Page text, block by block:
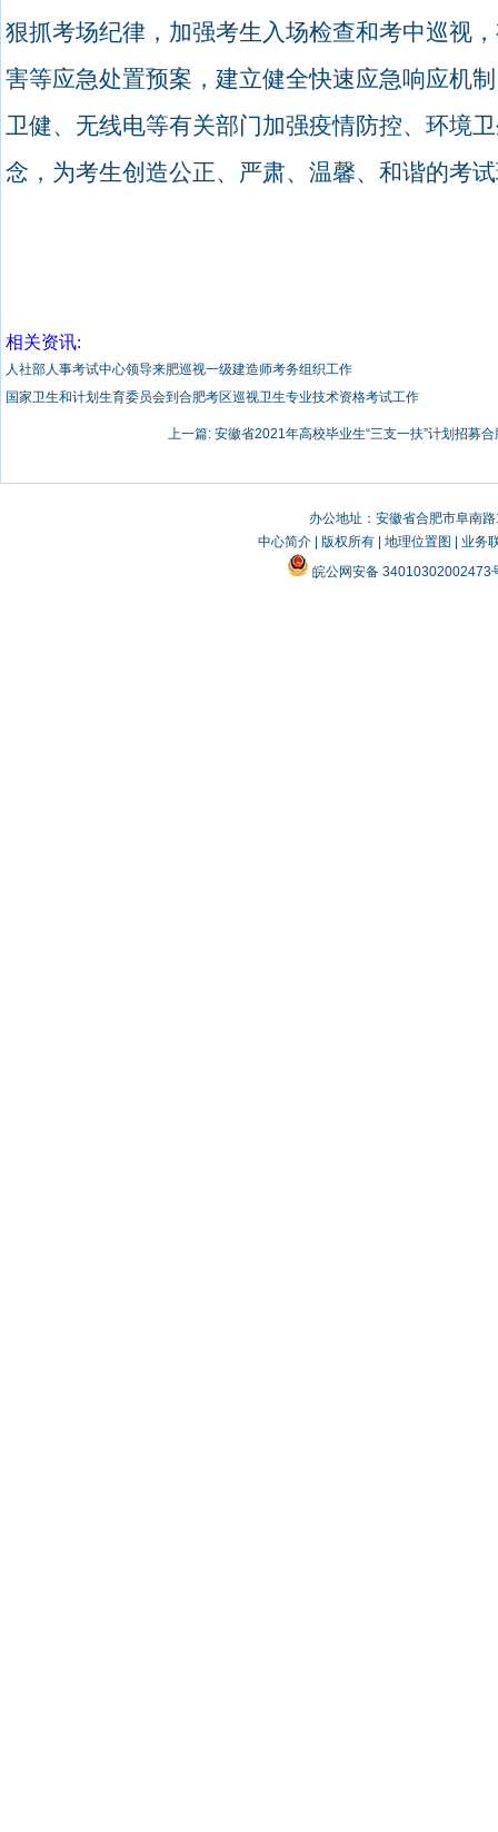
狠抓考场纪律，加强考生入场检查和考中巡视
害等应急处置预案，建立健全快速应急响应机
卫健、无线电等有关部门加强疫情防控、环境
念，为考生创造公正、严肃、温馨、和谐的考
相关资讯:
人社部人事考试中心领导来肥巡视一级建造师考务组织工作
国家卫生和计划生育委员会到合肥考区巡视卫生专业技术资格考试工作
上一篇: 安徽省2021年高校毕业生“三支一扶”计划招募
办公地址：安徽省合肥市阜南
中心简介| 版权所有| 地理位置图
业务
皖公网安备 34010302002473